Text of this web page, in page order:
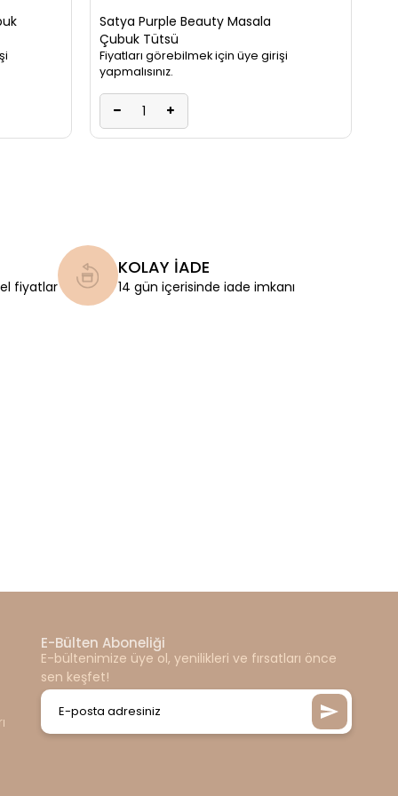
Satya Purple Beauty Masala
Çubuk Tütsü
Fiyatları görebilmek için üye girişi
yapmalısınız.
fiyatlar
KOLAY İADE
14 gün içerisinde iade imkanı
E-Bülten Aboneliği
E-bültenimize üye ol, yenilikleri ve fırsatları önce
sen keşfet!